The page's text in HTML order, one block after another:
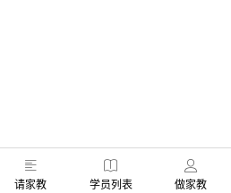
请家教 学员列表 做家教